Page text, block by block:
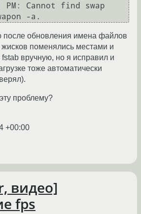
PM: Cannot find swap
после обновления имена файлов
жисков поменялись местами и
вручную, но я исправил и
тоже автоматически
проблему?
+00:00
видео]
fps